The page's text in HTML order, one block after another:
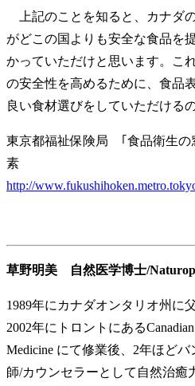
上記のことを知ると、カナダ
がどこの国よりも安全な食品を
かっていただけと思います。こ
の安全性を高めるために、食品
良い食材選びをしていただける
東京都福祉保険局 ｢食品衛生
素
http://
草野明美 自然医学博士/
1989年にカナダオンタリオ州に
2002年にトロントにある
Medicine にて修業後、2年ほど
師/カウンセラーとして自然治癒